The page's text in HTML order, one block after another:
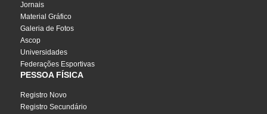
Jornais
Material Gráfico
Galeria de Fotos
Ascop
Universidades
Federações Esportivas
PESSOA FÍSICA
Registro Novo
Registro Secundário